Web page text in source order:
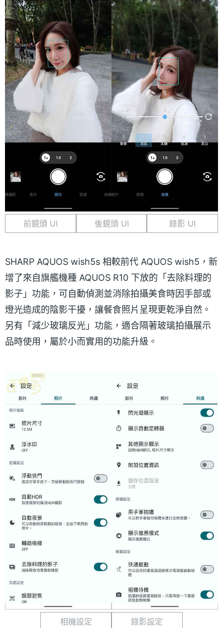
前鏡頭 UI 後鏡頭 UI 錄影 UI
SHARP AQUOS wish5s 相較前代 AQUOS wish5，新
增了來自旗艦機種 AQUOS R10 下放的「去除料理的
影子」功能，可自動偵測並消除拍攝美食時因手部或
燈光造成的陰影干擾，讓餐食照片呈現更乾淨自然。
另有「減少玻璃反光」功能，適合隔著玻璃拍攝展示
品時使用，屬於小而實用的功能升級。
相機設定 錄影設定